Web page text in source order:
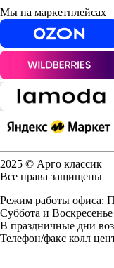
Мы на маркетплейсах
2025 © Арго классик
Все права защищены
Режим работы офиса:
Суббота и
В праздничные дни
Телефон/факс колл